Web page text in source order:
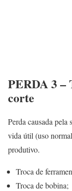
PERDA 3 –
corte
Perda causada pela
vida útil (uso
produtivo.
Troca de
Troca de bobina;